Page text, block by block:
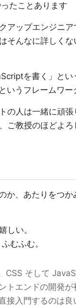
たことあります
アップエンジニア
そんなに詳しく
を書く」と
いうフレームワー
の人は一緒に頑張
ご教授のほどよろ
か、あたりをつか
しい。
むふむ。
CSS そして
トエンドの開発
接入門するのは